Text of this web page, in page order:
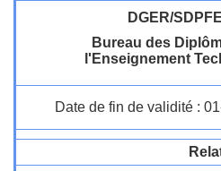
DGER/
Bureau des
l'Enseignement
Date de fin de validité :